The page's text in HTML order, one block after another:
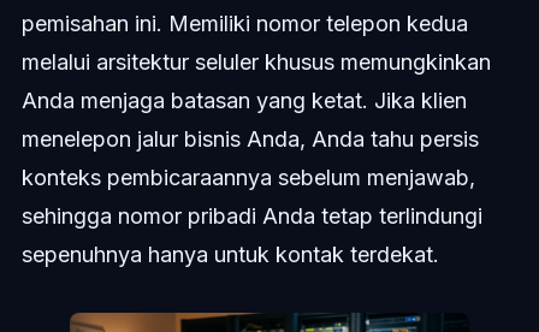
pemisahan ini. Memiliki nomor telepon kedua
melalui arsitektur seluler khusus memungkinkan
Anda menjaga batasan yang ketat. Jika klien
menelepon jalur bisnis Anda, Anda tahu persis
konteks pembicaraannya sebelum menjawab,
sehingga nomor pribadi Anda tetap terlindungi
sepenuhnya hanya untuk kontak terdekat.